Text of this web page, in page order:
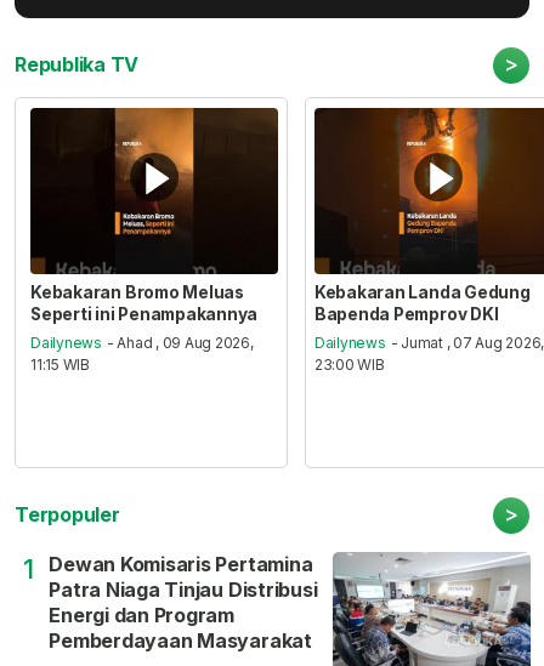
Republika TV >
Kebakaran Bromo Meluas
Seperti ini Penampakannya
Dailynews - Ahad , 09 Aug 2026,
11:15 WIB
Kebakaran Landa Gedung
Bapenda Pemprov DKI
Dailynews - Jumat , 07 Aug 2026,
23:00 WIB
Terpopuler >
1
Dewan Komisaris Pertamina
Patra Niaga Tinjau Distribusi
Energi dan Program
Pemberdayaan Masyarakat